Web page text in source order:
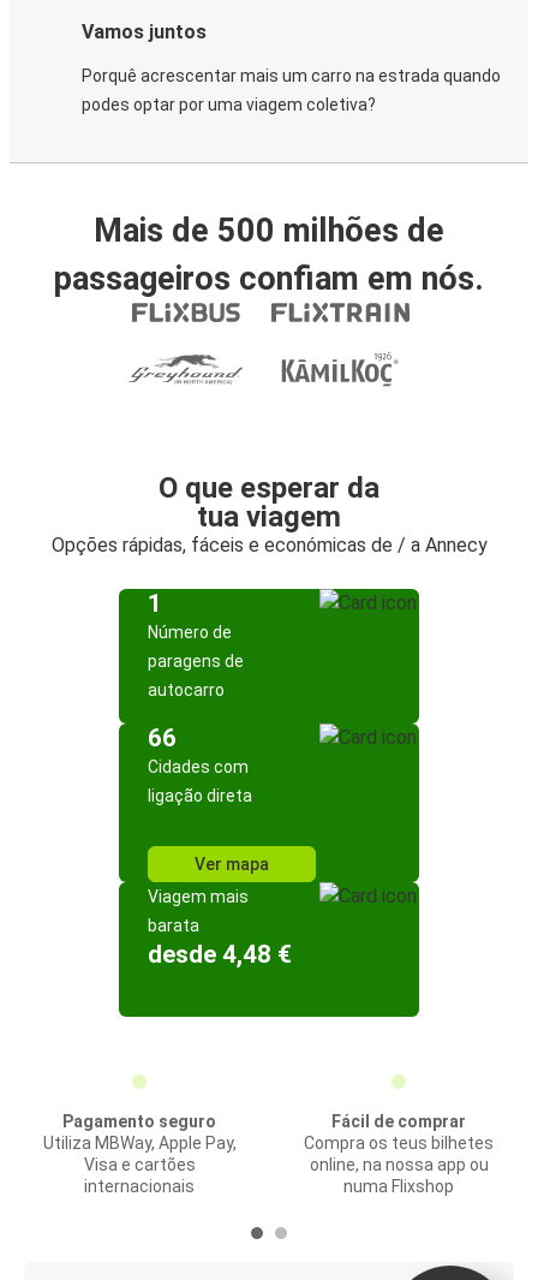
Vamos juntos
Porquê acrescentar mais um carro na estrada quando
podes optar por uma viagem coletiva?
Mais de 500 milhões de
passageiros confiam em nós.
O que esperar da
tua viagem
Opções rápidas, fáceis e económicas de / a Annecy
1
Número de
paragens de
autocarro
66
Cidades com
ligação direta
Ver mapa
Viagem mais
barata
desde 4,48 €
Pagamento seguro
Utiliza MBWay, Apple Pay,
Visa e cartões
internacionais
Fácil de comprar
Compra os teus bilhetes
online, na nossa app ou
numa Flixshop